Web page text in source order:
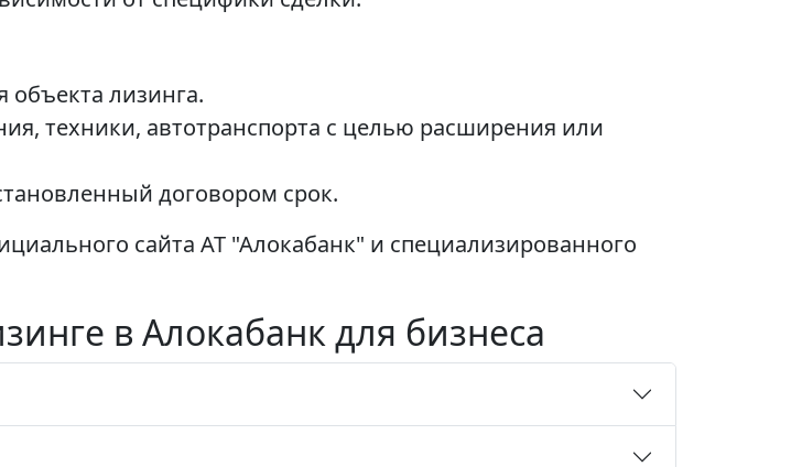
лизинга.
техники, автотранспорта с целью расширения или
договором срок.
сайта АТ "Алокабанк" и специализированного
в Алокабанк для бизнеса